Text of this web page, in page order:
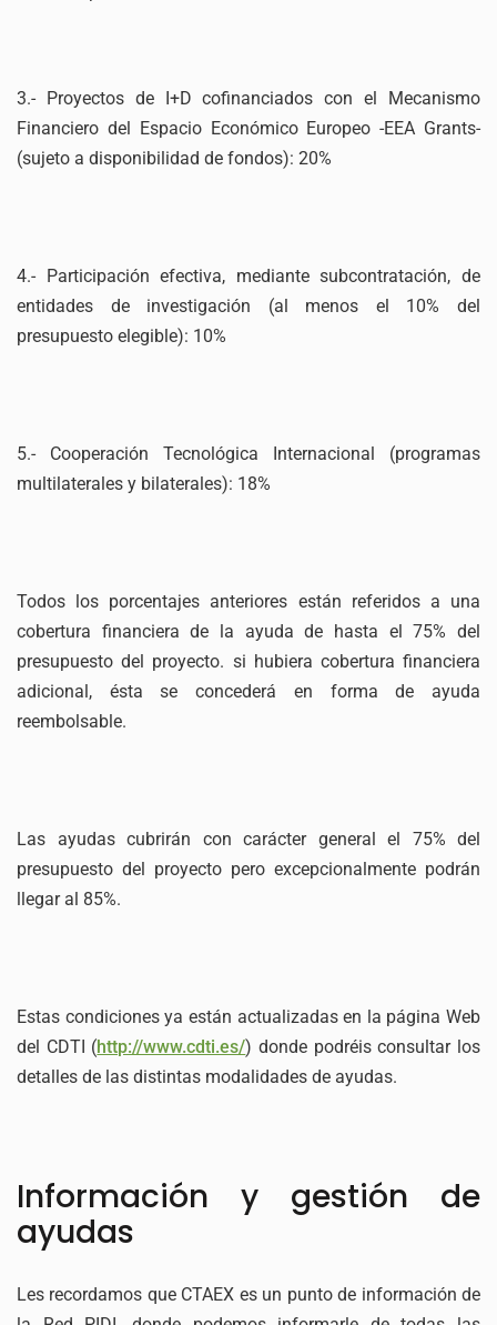
3.- Proyectos de I+D cofinanciados con el Mecanismo
Financiero del Espacio Económico Europeo -EEA Grants-
(sujeto a disponibilidad de fondos): 20%
4.- Participación efectiva, mediante subcontratación, de
entidades de investigación (al menos el 10% del
presupuesto elegible): 10%
5.- Cooperación Tecnológica Internacional (programas
multilaterales y bilaterales): 18%
Todos los porcentajes anteriores están referidos a una
cobertura financiera de la ayuda de hasta el 75% del
presupuesto del proyecto. si hubiera cobertura financiera
adicional, ésta se concederá en forma de ayuda
reembolsable.
Las ayudas cubrirán con carácter general el 75% del
presupuesto del proyecto pero excepcionalmente podrán
llegar al 85%.
Estas condiciones ya están actualizadas en la página Web
del CDTI (http://www.cdti.es/) donde podréis consultar los
detalles de las distintas modalidades de ayudas.
Información y gestión de
ayudas
Les recordamos que CTAEX es un punto de información de